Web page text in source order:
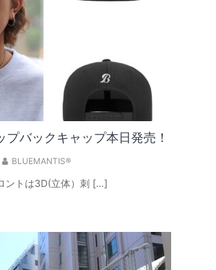
バックキャップ本日発売！
BLUEMANTIS®
ントは3D(立体）刺 […]